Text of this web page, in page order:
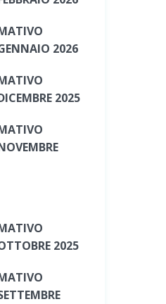
2026
2025
2025